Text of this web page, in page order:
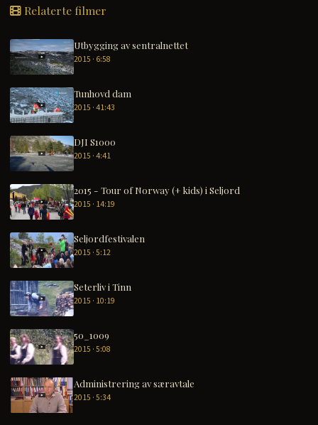
Relaterte filmer
Utbygging av sentralnettet
2015 · 6:58
Tunhovd dam
2015 · 41:43
DJI S1000
2015 · 4:41
2015 - Tour of Norway (+ kids) i Seljord
2015 · 14:19
Seljordfestivalen
2015 · 5:12
Seterliv i Tinn
2015 · 10:19
50_1009
2015 · 5:08
Administrering av særavtale
2015 · 5:34